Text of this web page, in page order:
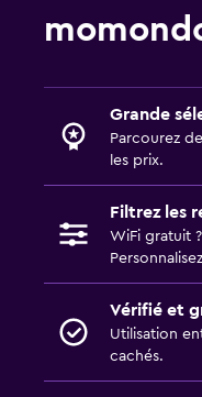
Grande
Parcourez
les prix.
Filtrez les
WiFi gratuit
Vérifié et
Utilisation
cachés.